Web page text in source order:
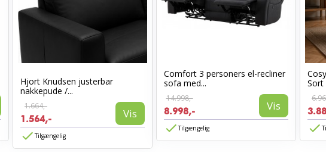
Hjort Knudsen justerbar
nakkepude /...
1.664,-
1.564,- Vis
Tilgængelig
Comfort 3 personers el-recliner
sofa med...
14.998,-
8.998,- Vis
Tilgængelig